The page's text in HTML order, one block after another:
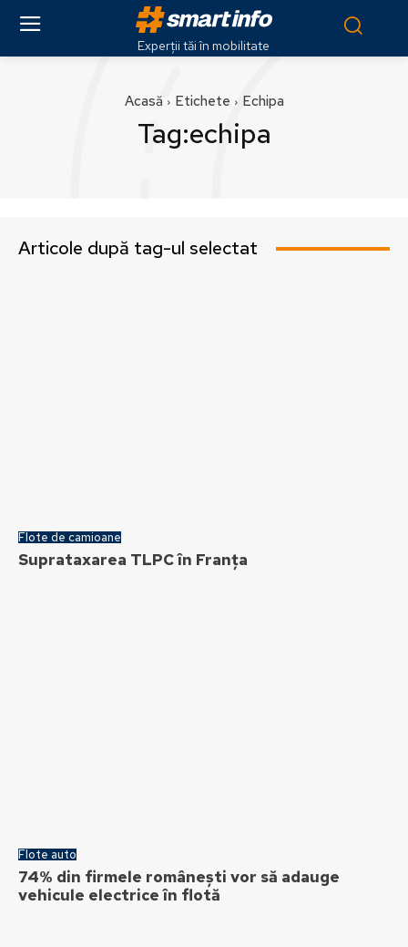
Experții tăi în mobilitate
Acasă Etichete Echipa
Tag:echipa
Articole după tag-ul selectat
Flote de camioane
Suprataxarea TLPC în Franța
Flote auto
74% din firmele românești vor să adauge
vehicule electrice în flotă